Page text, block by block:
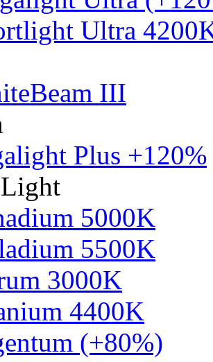
Ultra
III
Plus +120%
5000K
5500K
3000K
4400K
(+80%)